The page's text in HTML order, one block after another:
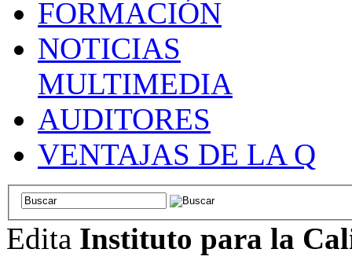
FORMACIÓN
NOTICIAS
MULTIMEDIA
AUDITORES
VENTAJAS DE LA Q
Edita Instituto para la